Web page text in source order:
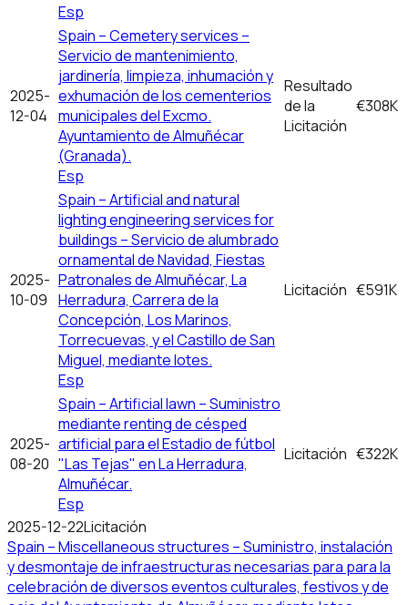
Esp
2025-
12-04
Spain – Cemetery services –
Servicio de mantenimiento,
jardinería, limpieza, inhumación y
exhumación de los cementerios
municipales del Excmo.
Ayuntamiento de Almuñécar
(Granada).
Esp
Resultado
de la
Licitación
€308K
2025-
10-09
Spain – Artificial and natural
lighting engineering services for
buildings – Servicio de alumbrado
ornamental de Navidad, Fiestas
Patronales de Almuñécar, La
Herradura, Carrera de la
Concepción, Los Marinos,
Torrecuevas, y el Castillo de San
Miguel, mediante lotes.
Esp
Licitación €591K
2025-
08-20
Spain – Artificial lawn – Suministro
mediante renting de césped
artificial para el Estadio de fútbol
"Las Tejas" en La Herradura,
Almuñécar.
Esp
Licitación €322K
2025-12-22Licitación
Spain – Miscellaneous structures – Suministro, instalación
y desmontaje de infraestructuras necesarias para para la
celebración de diversos eventos culturales, festivos y de